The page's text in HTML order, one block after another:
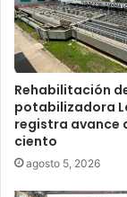
Rehabilitación
potabilizadora
registra avance
ciento
agosto 5, 2026